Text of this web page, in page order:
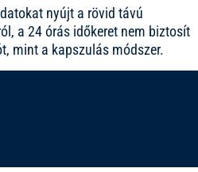
nyújt a rövid távú
a 24 órás időkeret nem biztosít
mint a kapszulás módszer.